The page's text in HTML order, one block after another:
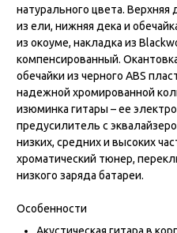
натурального цвета.
из ели, нижняя дека и
из окоуме, накладка из
компенсированный.
обечайки из черного ABS
надежной хромированной
изюминка гитары – ее
предусилитель с
низких, средних и высоких
хроматический тюнер,
низкого заряда батареи.
Особенности
Акустическая гитара в